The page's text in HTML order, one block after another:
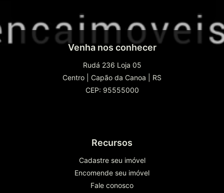
Venha nos conhecer
Rudá 236 Loja 05
Centro
Capão da Canoa
RS
CEP: 95555000
Recursos
Cadastre seu imóvel
Encomende seu imóvel
Fale conosco